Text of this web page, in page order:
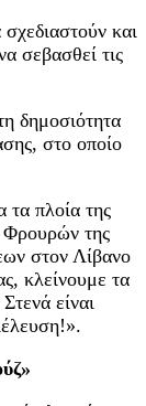
και
σεβασθεί τις
δημοσιότητα
στο οποίο
πλοία της
Φρουρών της
στον Λίβανο
κλείνουμε τα
είναι